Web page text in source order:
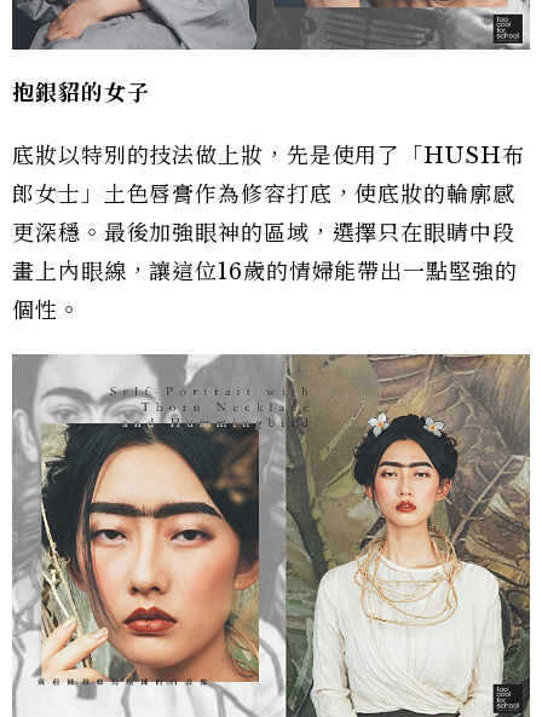
抱銀貂的女子
底妝以特別的技法做上妝，先是使用了「HUSH布
郎女士」土色唇膏作為修容打底，使底妝的輪廓感
更深穩。最後加強眼神的區域，選擇只在眼睛中段
畫上內眼線，讓這位16歲的情婦能帶出一點堅強的
個性。